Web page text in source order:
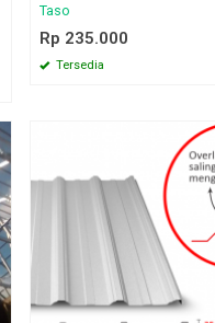
Taso
Rp 235.000
Tersedia